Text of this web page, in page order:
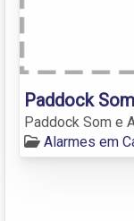
Paddock
Paddock Som e
Alarmes em